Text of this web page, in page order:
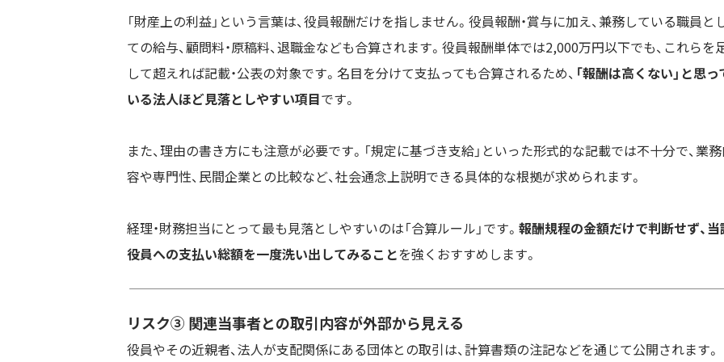
「財産上の利益」という言葉は、役員報酬だけを指しません。役員報酬・賞与に加え、兼務している職員と
ての給与、顧問料・原稿料、退職金なども合算されます。役員報酬単体では2,000万円以下でも、これらを
して超えれば記載・公表の対象です。名目を分けて支払っても合算されるため、 「報酬は高くない」と思っ
いる法人ほど見落としやすい項目です。
また、理由の書き方にも注意が必要です。「規定に基づき支給」といった形式的な記載では不十分で、業
容や専門性、民間企業との比較など、社会通念上説明できる具体的な根拠が求められます。
経理・財務担当にとって最も見落としやすいのは「合算ルール」です。 報酬規程の金額だけで判断せず、当
役員への支払い総額を一度洗い出してみることを強くおすすめします。
リスク③ 関連当事者との取引内容が外部から見える
役員やその近親者、法人が支配関係にある団体との取引は、計算書類の注記などを通じて公開されます。